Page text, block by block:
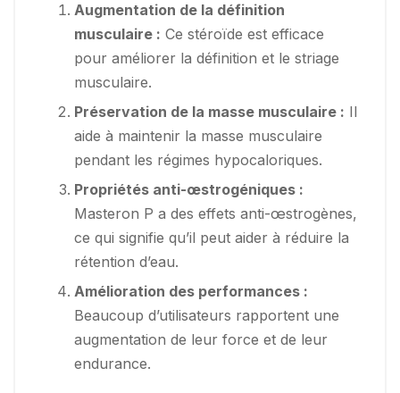
Augmentation de la définition
musculaire : Ce stéroïde est efficace
pour améliorer la définition et le striage
musculaire.
Préservation de la masse musculaire : Il
aide à maintenir la masse musculaire
pendant les régimes hypocaloriques.
Propriétés anti-œstrogéniques :
Masteron P a des effets anti-œstrogènes,
ce qui signifie qu’il peut aider à réduire la
rétention d’eau.
Amélioration des performances :
Beaucoup d’utilisateurs rapportent une
augmentation de leur force et de leur
endurance.